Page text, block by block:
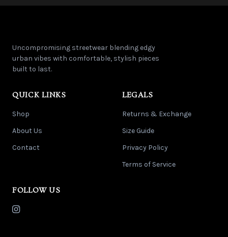
Uncompromising streetwear blending edgy
urban vibes with comfortable, stylish pieces
built to last.
QUICK LINKS
Shop
About Us
Contact
LEGALS
Returns & Exchange
Size Guide
Privacy Policy
Terms of Service
FOLLOW US